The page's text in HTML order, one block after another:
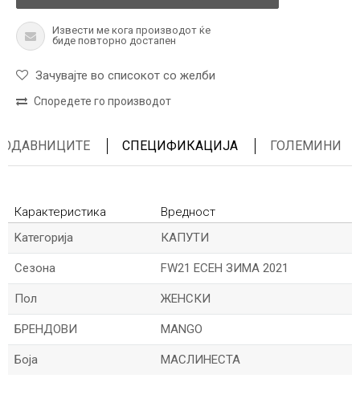
Извести ме кога производот ќе
биде повторно достапен
Зачувајте во списокот со желби
Споредете го производот
СПЕЦИФИКАЦИЈА ГОЛЕМИНИ
Карактеристика
Вредност
Kатегорија
КАПУТИ
Сезона FW21 ЕСЕН ЗИМА 2021
Пол ЖЕНСКИ
БРЕНДОВИ MANGO
Боја МАСЛИНЕСТА